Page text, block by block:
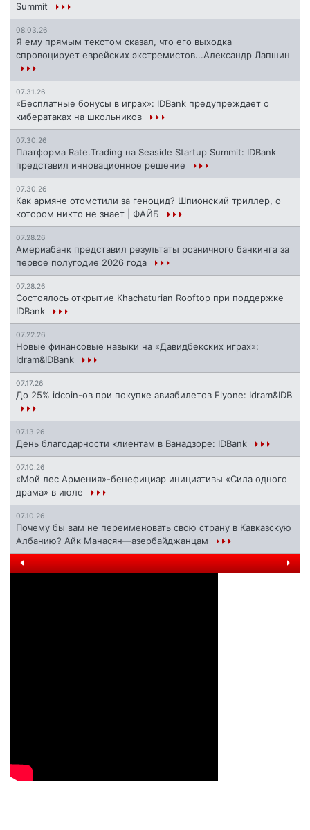
Summit
08.03.26
Я ему прямым текстом сказал, что его выходка
спровоцирует еврейских экстремистов...Александр Лапшин
07.31.26
«Бесплатные бонусы в играх»: IDBank предупреждает о
кибератаках на школьников
07.30.26
Платформа Rate.Trading на Seaside Startup Summit: IDBank
представил инновационное решение
07.30.26
Как армяне отомстили за геноцид? Шпионский триллер, о
котором никто не знает | ФАЙБ
07.28.26
Америабанк представил результаты розничного банкинга за
первое полугодие 2026 года
07.28.26
Состоялось открытие Khachaturian Rooftop при поддержке
IDBank
07.22.26
Новые финансовые навыки на «Давидбекских играх»:
Idram&IDBank
07.17.26
До 25% idcoin-ов при покупке авиабилетов Flyone: Idram&IDB
07.13.26
День благодарности клиентам в Ванадзоре: IDBank
07.10.26
«Мой лес Армения»-бенефициар инициативы «Сила одного
драма» в июле
07.10.26
Почему бы вам не переименовать свою страну в Кавказскую
Албанию? Айк Манасян—азербайджанцам